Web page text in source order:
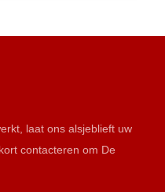
laat ons alsjeblieft uw
contacteren om De